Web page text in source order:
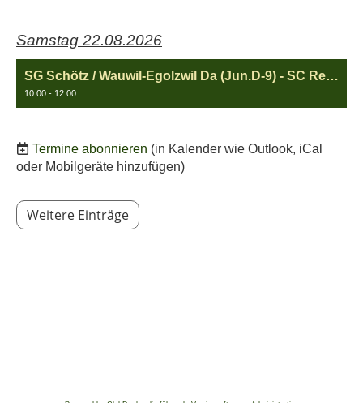
Samstag 22.08.2026
SG Schötz / Wauwil-Egolzwil Da (Jun.D-9) - SC Reiden a (Jun.D-9)
10:00 - 12:00
Termine abonnieren (in Kalender wie Outlook, iCal
oder Mobilgeräte hinzufügen)
Weitere Einträge